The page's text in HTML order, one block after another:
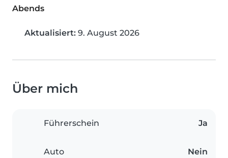
Abends
Aktualisiert: 9. August 2026
Über mich
Führerschein Ja
Auto Nein